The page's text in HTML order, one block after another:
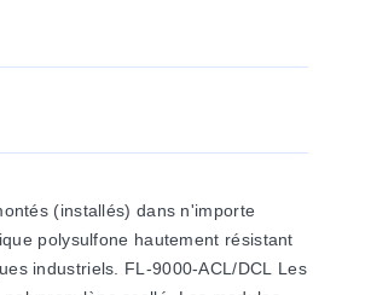
(installés) dans n'importe
polysulfone hautement résistant
industriels. FL-9000-ACL/DCL Les